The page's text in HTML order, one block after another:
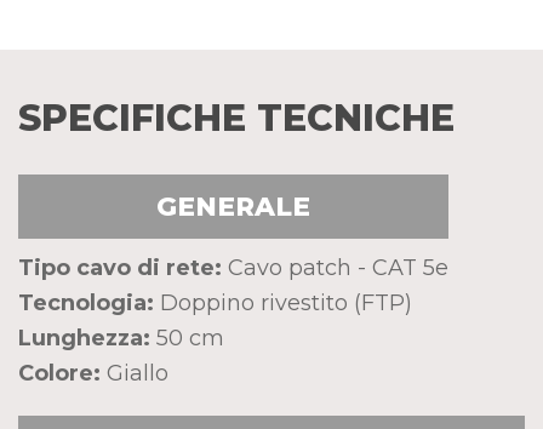
SPECIFICHE TECNICHE
GENERALE
Tipo cavo di rete: Cavo patch - CAT 5e
Tecnologia: Doppino rivestito (FTP)
Lunghezza: 50 cm
Colore: Giallo